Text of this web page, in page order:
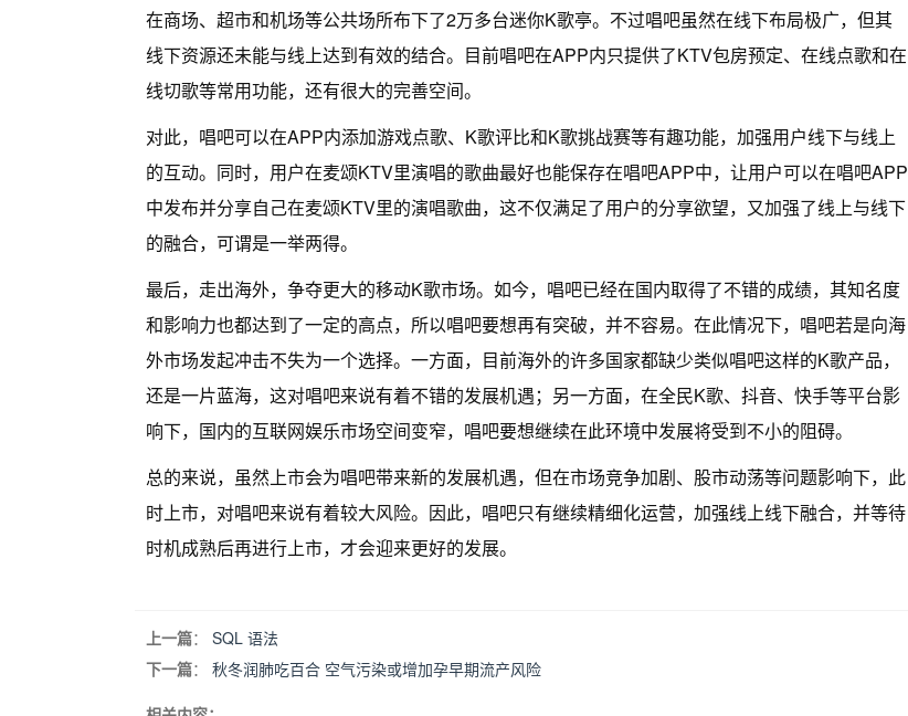
在商场、超市和机场等公共场所布下了2万多台迷你K歌亭。不过唱吧虽然在线下布局极广，但其
线下资源还未能与线上达到有效的结合。目前唱吧在APP内只提供了KTV包房预定、在线点歌和在
线切歌等常用功能，还有很大的完善空间。
对此，唱吧可以在APP内添加游戏点歌、K歌评比和K歌挑战赛等有趣功能，加强用户线下与线上
的互动。同时，用户在麦颂KTV里演唱的歌曲最好也能保存在唱吧APP中，让用户可以在唱吧APP
中发布并分享自己在麦颂KTV里的演唱歌曲，这不仅满足了用户的分享欲望，又加强了线上与线下
的融合，可谓是一举两得。
最后，走出海外，争夺更大的移动K歌市场。如今，唱吧已经在国内取得了不错的成绩，其知名度
和影响力也都达到了一定的高点，所以唱吧要想再有突破，并不容易。在此情况下，唱吧若是向海
外市场发起冲击不失为一个选择。一方面，目前海外的许多国家都缺少类似唱吧这样的K歌产品，
还是一片蓝海，这对唱吧来说有着不错的发展机遇；另一方面，在全民K歌、抖音、快手等平台影
响下，国内的互联网娱乐市场空间变窄，唱吧要想继续在此环境中发展将受到不小的阻碍。
总的来说，虽然上市会为唱吧带来新的发展机遇，但在市场竞争加剧、股市动荡等问题影响下，此
时上市，对唱吧来说有着较大风险。因此，唱吧只有继续精细化运营，加强线上线下融合，并等待
时机成熟后再进行上市，才会迎来更好的发展。
上一篇： SQL 语法
下一篇： 秋冬润肺吃百合 空气污染或增加孕早期流产风险